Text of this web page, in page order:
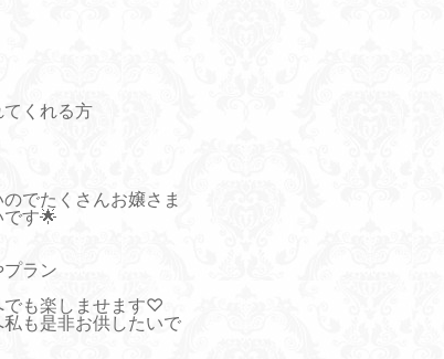
くれる方
でたくさんお嬢さま
す🌟
ラン
でも楽しませます♡
も是非お供したいで